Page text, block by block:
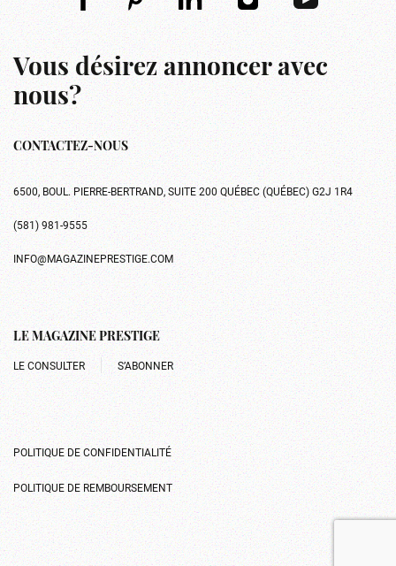
Vous désirez annoncer avec
nous?
CONTACTEZ-NOUS
6500, BOUL. PIERRE-BERTRAND, SUITE 200 QUÉBEC (QUÉBEC) G2J 1R4
(581) 981-9555
INFO@MAGAZINEPRESTIGE.COM
LE MAGAZINE PRESTIGE
LE CONSULTER S’ABONNER
POLITIQUE DE CONFIDENTIALITÉ
POLITIQUE DE REMBOURSEMENT